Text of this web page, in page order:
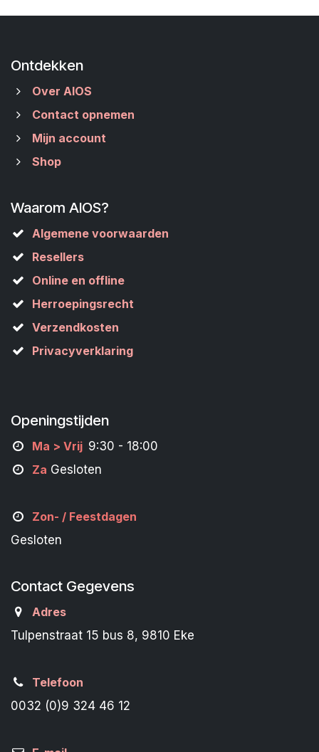
Ontdekken
Over AIOS
Contact opnemen
Mijn account
Shop
Waarom AIOS?
Algemene voorwaarden
Resellers
Online en offline
Herroepingsrecht
Verzendkosten
Privacyverklaring
Openingstijden
Ma > Vrij 9:30 - 18:00
Za Gesloten
Zon- / Feestdagen
Gesloten
Contact Gegevens
Adres
Tulpenstraat 15 bus 8, 9810 Eke
Telefoon
0032 (0)9 324 46 12